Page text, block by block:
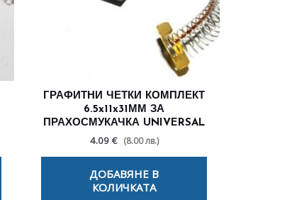
ГРАФИТНИ ЧЕТКИ КОМПЛЕКТ
6.5x11x31ММ ЗА
ПРАХОСМУКАЧКА UNIVERSAL
4.09 € (8.00 лв.)
ДОБАВЯНЕ В
КОЛИЧКАТА